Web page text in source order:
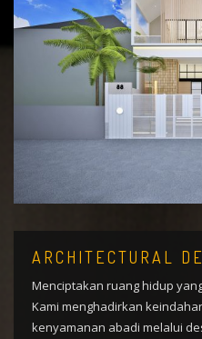
ARCHITECTURAL
Menciptakan ruang hidup
Kami menghadirkan
kenyamanan abadi melalui